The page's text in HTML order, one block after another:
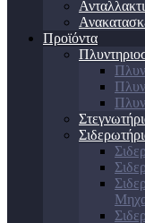
Προϊόντα